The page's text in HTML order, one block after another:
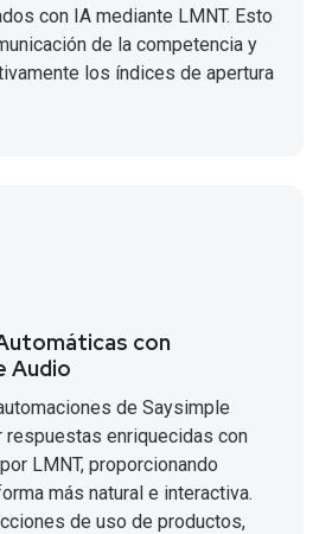
con IA mediante LMNT. Esto
de la competencia y
los índices de apertura
con
Audio
de Saysimple
respuestas enriquecidas con
LMNT, proporcionando
más natural e interactiva.
de uso de productos,